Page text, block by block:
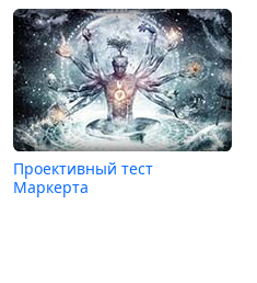
Проективный тест
Маркерта